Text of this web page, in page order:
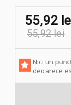
55,92
55,92 lei
Nici un
deoarece